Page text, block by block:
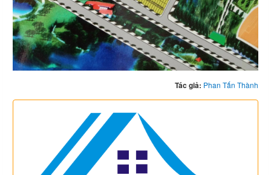
Tác giả: Phan Tấn Thành